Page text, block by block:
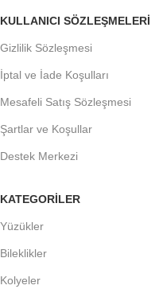
KULLANICI SÖZLEŞMELERİ
Gizlilik Sözleşmesi
İptal ve İade Koşulları
Mesafeli Satış Sözleşmesi
Şartlar ve Koşullar
Destek Merkezi
KATEGORİLER
Yüzükler
Bileklikler
Kolyeler